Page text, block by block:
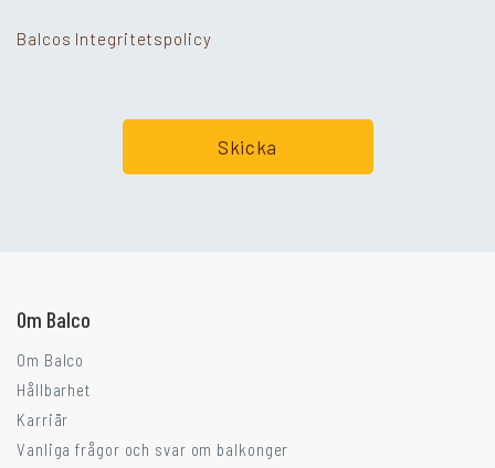
Balcos Integritetspolicy
Om Balco
Om Balco
Hållbarhet
Karriär
Vanliga frågor och svar om balkonger